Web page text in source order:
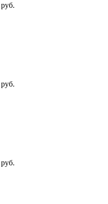
руб.
руб.
руб.